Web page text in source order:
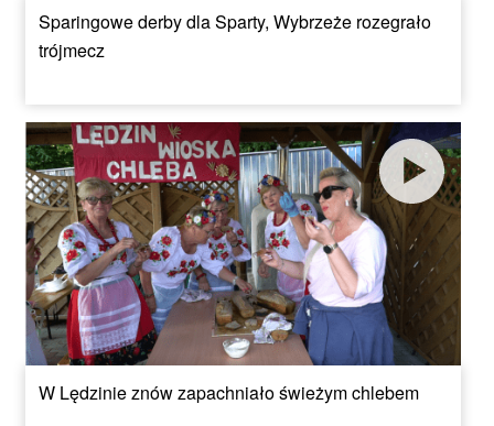
Sparingowe derby dla Sparty, Wybrzeże rozegrało
trójmecz
W Lędzinie znów zapachniało świeżym chlebem